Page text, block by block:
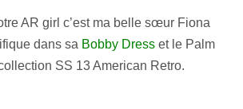
AR girl c’est ma belle sœur Fiona
dans sa Bobby Dress et le Palm
SS 13 American Retro.